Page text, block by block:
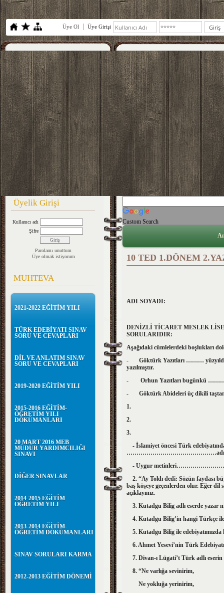
Üye Ol Üye Girişi
Üyelik Girişi
Kullanıcı adı
Şifre
Parolamı unuttum
Üye olmak istiyorum
MUHTEVA
2021-2022 EĞİTİM YILI
TÜRK EDEBİYATI SINAV
SORU VE CEVAPLARI
DİL VE ANLATIM SINAV
SORU VE CEVAPLARI
2019-2020 EĞİTİM YILI
2015-2016 EĞİTİM-
ÖĞRETİM YILI
DÖKÜMANLARI
20 MART 2016 MEB
MÜDÜR YARDIMCILIĞI
SINAVI
DİĞER SINAVLAR
2014-2015 EĞİTİM
ÖĞRETİM YILI
2013-2014 EĞİTİM-
ÖĞRETİM DÖKÜMANLARI
SINAV SORULARI KARMA
2012-2013 EĞİTİM DÖNEMİ
Custom Search
10 TED 1.DÖNEM
ADI-SOYADI:
DENİZLİ TİCARET MESLEK
SORULARIDIR:
Aşağıdaki cümlelerdeki boşlukları
- Göktürk Yazıtları ………
yazılmıştır.
-
Orhun Yazıtları bugünkü
- Göktürk Abideleri üç dikili
1.
2.
3.
- İslamiyet öncesi Türk
………………………………………adını
- Uygur metinleri………………………
2. “Ay Toldı dedi: Sözün faydası
baş köşeye geçenlerden olur. Eğer
açıklayınız.
3. Kutadgu Bilig adlı eserde yazar
4. Kutadgu Bilig’in hangi Türkçe ile
5. Kutadgu Bilig ile edebiyatımızda
6. Ahmet Yesevi’nin Türk
7. Divan-ı Lügati’t Türk adlı
8. “Ne varlığa sevinirim,
Ne yokluğa yerinirim,